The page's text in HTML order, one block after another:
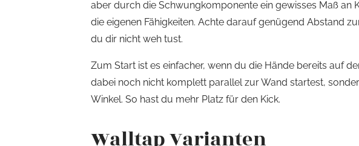
aber durch die Schwungkomponente ein gewisses Maß an
die eigenen Fähigkeiten. Achte darauf genügend Abstand
du dir nicht weh tust.
Zum Start ist es einfacher, wenn du die Hände bereits auf
dabei noch nicht komplett parallel zur Wand startest,
Winkel. So hast du mehr Platz für den Kick.
Walltap Varianten